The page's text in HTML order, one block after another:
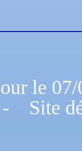
jour le
Site